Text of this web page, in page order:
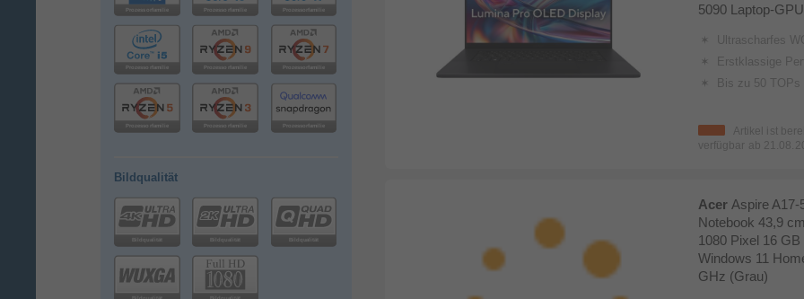
Bildqualität
5090 Laptop-
Ultrascharfes WQUXGA (3840 × 2400) 16 Zoll Lumina OLED Touchdisplay im NanoEdge
Erstklassige Performance dank des AMD Ryzen AI 9 HX 370 Prozessors mit
Bis zu 50 TOPs auf der
Artikel ist
verfügbar ab
Acer Aspire A17-
Notebook 43,9
1080 Pixel 16
Windows 11
GHz (Grau)